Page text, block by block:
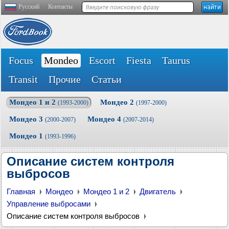
Русский Контакты
Focus Mondeo Escort Fiesta
Taurus
Transit
Прочие Статьи
Мондео 1 и 2 (1993-2000) Мондео 2 (1997-2000)
Мондео 3 (2000-2007) Мондео 4 (2007-2014)
Мондео 1 (1993-1996)
Описание систем контроля
выбросов
Главная Мондео Мондео 1 и 2
Двигатель
Управление выбросами
Описание систем контроля выбросов